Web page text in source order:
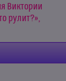
Виктории
рулит?»,